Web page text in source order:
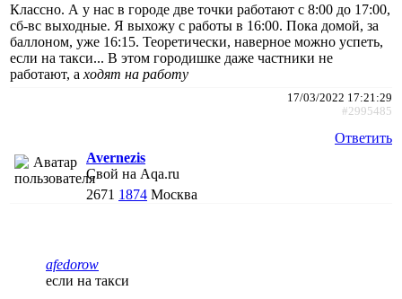
Классно. А у нас в городе две точки работают с 8:00 до 17:00,
сб-вс выходные. Я выхожу с работы в 16:00. Пока домой, за
баллоном, уже 16:15. Теоретически, наверное можно успеть,
если на такси... В этом городишке даже частники не
работают, а ходят на работу
17/03/2022 17:21:29
#2995485
Ответить
Avernezis
Свой на Aqa.ru
2671 1874 Москва
afedorow
если на такси